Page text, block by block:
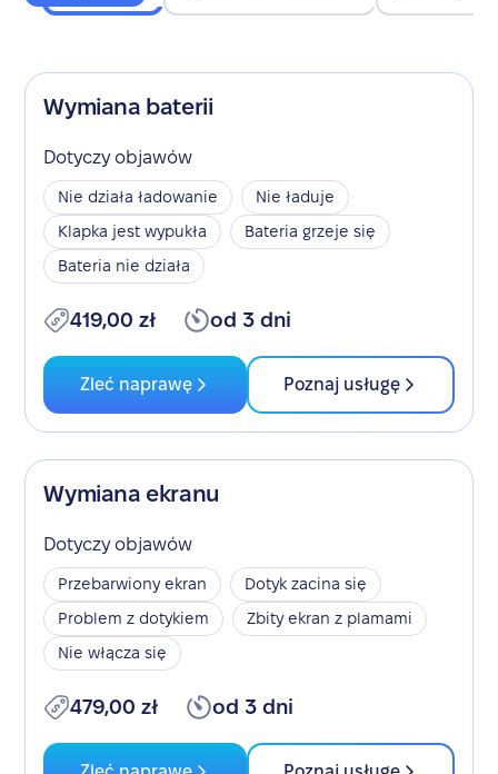
Wymiana baterii
Dotyczy objawów
Nie działa ładowanie
Nie ładuje
Klapka jest wypukła
Bateria grzeje się
Bateria nie działa
419,00 zł od 3 dni
Zleć naprawę Poznaj usługę
Wymiana ekranu
Dotyczy objawów
Przebarwiony ekran
Dotyk zacina się
Problem z dotykiem
Zbity ekran z plamami
Nie włącza się
479,00 zł od 3 dni